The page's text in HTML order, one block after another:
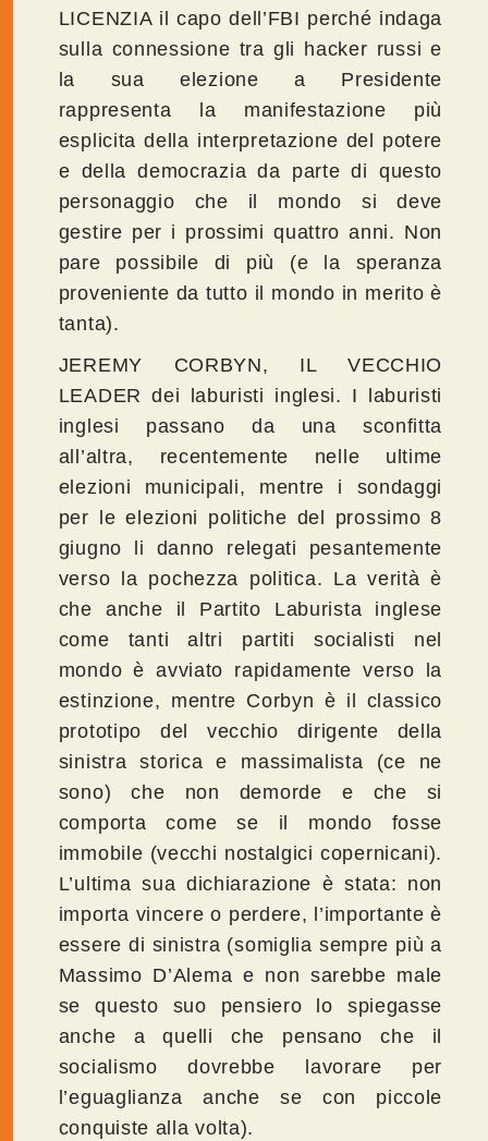
LICENZIA il capo dell’FBI perché indaga
sulla connessione tra gli hacker russi e
la sua elezione a Presidente
rappresenta la manifestazione più
esplicita della interpretazione del potere
e della democrazia da parte di questo
personaggio che il mondo si deve
gestire per i prossimi quattro anni. Non
pare possibile di più (e la speranza
proveniente da tutto il mondo in merito è
tanta).
JEREMY CORBYN, IL VECCHIO
LEADER dei laburisti inglesi. I laburisti
inglesi passano da una sconfitta
all’altra, recentemente nelle ultime
elezioni municipali, mentre i sondaggi
per le elezioni politiche del prossimo 8
giugno li danno relegati pesantemente
verso la pochezza politica. La verità è
che anche il Partito Laburista inglese
come tanti altri partiti socialisti nel
mondo è avviato rapidamente verso la
estinzione, mentre Corbyn è il classico
prototipo del vecchio dirigente della
sinistra storica e massimalista (ce ne
sono) che non demorde e che si
comporta come se il mondo fosse
immobile (vecchi nostalgici copernicani).
L’ultima sua dichiarazione è stata: non
importa vincere o perdere, l’importante è
essere di sinistra (somiglia sempre più a
Massimo D’Alema e non sarebbe male
se questo suo pensiero lo spiegasse
anche a quelli che pensano che il
socialismo dovrebbe lavorare per
l’eguaglianza anche se con piccole
conquiste alla volta).